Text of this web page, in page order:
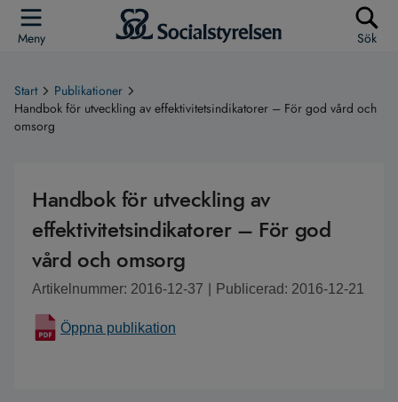
Meny Sök
Start
Publikationer
Handbok för utveckling av effektivitetsindikatorer – För god vård och
omsorg
Handbok för utveckling av
effektivitetsindikatorer – För god
vård och omsorg
Artikelnummer: 2016-12-37 Publicerad: 2016-12-21
Öppna publikation